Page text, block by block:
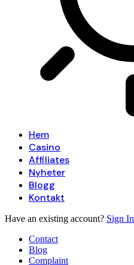
Hem
Casino
Affiliates
Nyheter
Blogg
Kontakt
Have an existing account? Sign In
Contact
Blog
Complaint